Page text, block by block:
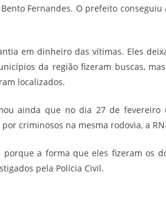
Fernandes. O prefeito
em dinheiro das vítimas. Eles
da região fizeram buscas,
localizados.
ainda que no dia 27 de fevereiro
criminosos na mesma rodovia, a
a forma que eles fizeram os
pela Polícia Civil.